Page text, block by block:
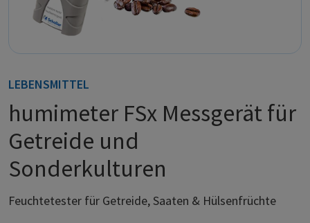
LEBENSMITTEL
humimeter FSx Messgerät für
Getreide und
Sonderkulturen
Feuchtetester für Getreide, Saaten & Hülsenfrüchte